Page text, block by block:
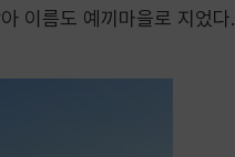
이름도 예끼마을로 지었다.